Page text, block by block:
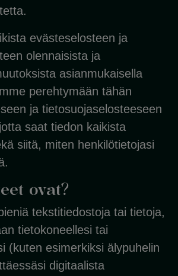
evästeselosteen ja
olennaisista ja
asianmukaisella
perehtymään tähän
ja tietosuojaselosteeseen
saat tiedon kaikista
siitä, miten henkilötietojasi
ovat?
tekstitiedostoja tai tietoja,
tietokoneellesi tai
(kuten esimerkiksi älypuhelin
digitaalista